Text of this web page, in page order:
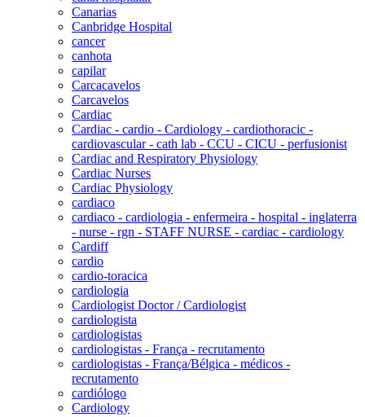
Canarias
Canbridge Hospital
cancer
canhota
capilar
Carcacavelos
Carcavelos
Cardiac
Cardiac - cardio - Cardiology - cardiothoracic -
cardiovascular - cath lab - CCU - CICU - perfusionist
Cardiac and Respiratory Physiology
Cardiac Nurses
Cardiac Physiology
cardiaco
cardiaco - cardiologia - enfermeira - hospital - inglaterra
- nurse - rgn - STAFF NURSE - cardiac - cardiology
Cardiff
cardio
cardio-toracica
cardiologia
Cardiologist Doctor / Cardiologist
cardiologista
cardiologistas
cardiologistas - França - recrutamento
cardiologistas - França/Bélgica - médicos -
recrutamento
cardiólogo
Cardiology